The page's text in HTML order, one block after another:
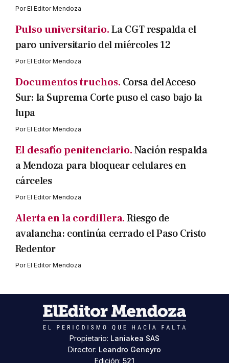
PorEl Editor Mendoza
Pulso universitario.La CGT respalda el
paro universitario del miércoles 12
PorEl Editor Mendoza
Documentos truchos. Corsa del Acceso
Sur: la Suprema Corte puso el caso bajo la
lupa
PorEl Editor Mendoza
El desafío penitenciario.Nación respalda
a Mendoza para bloquear celulares en
cárceles
PorEl Editor Mendoza
Alerta en la cordillera.Riesgo de
avalancha: continúa cerrado el Paso Cristo
Redentor
PorEl Editor Mendoza
Propietario: Laniakea SAS
Director: Leandro Geneyro
Edición: 521